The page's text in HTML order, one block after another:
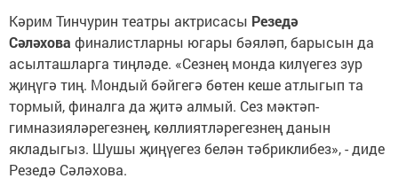
Кәрим Тинчурин театры актрисасы Резедә
Сәләхова финалистларны югары бәяләп, барысын да
асылташларга тиңләде. «Сезнең монда килүегез зур
җиңүгә тиң. Мондый бәйгегә бөтен кеше атлыгып та
тормый, финалга да җитә алмый. Сез мәктәп-
гимназияләрегезнең, көллиятләрегезнең данын
якладыгыз. Шушы җиңүегез белән тәбриклибез», - диде
Резедә Сәләхова.